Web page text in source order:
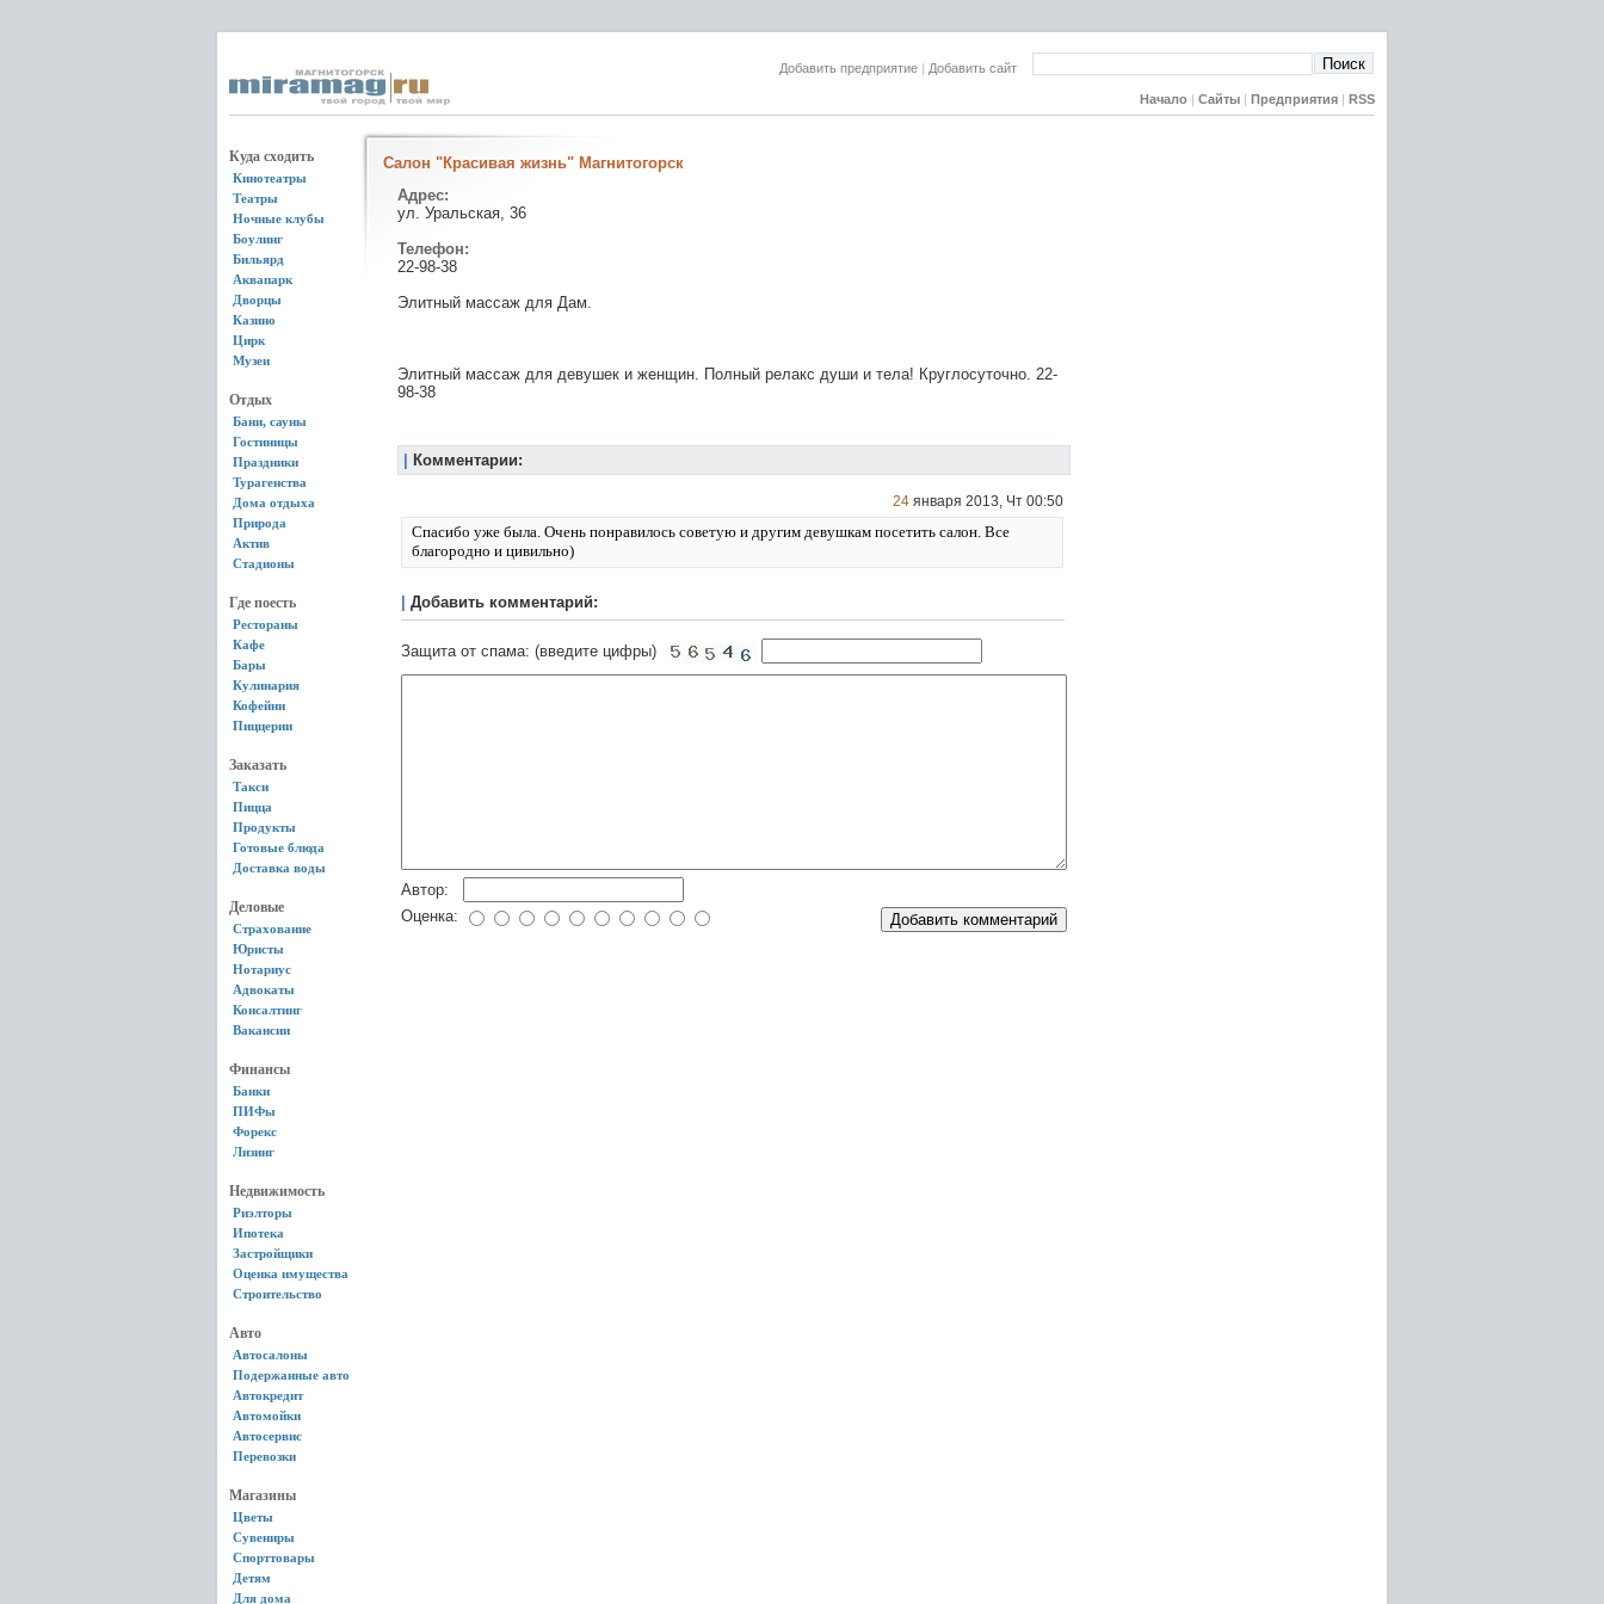
Добавить предприятие | Добавить сайт
Начало Сайты Предприятия RSS
Куда сходить
Кинотеатры
Театры
Ночные клубы
Боулинг
Бильярд
Аквапарк
Дворцы
Казино
Цирк
Музеи
Отдых
Бани, сауны
Гостиницы
Праздники
Турагенства
Дома отдыха
Природа
Актив
Стадионы
Где поесть
Рестораны
Кафе
Бары
Кулинария
Кофейни
Пиццерии
Заказать
Такси
Пицца
Продукты
Готовые блюда
Доставка воды
Деловые
Страхование
Юристы
Нотариус
Адвокаты
Консалтинг
Вакансии
Финансы
Банки
ПИФы
Форекс
Лизинг
Недвижимость
Риэлторы
Ипотека
Застройщики
Оценка имущества
Строительство
Авто
Автосалоны
Подержанные авто
Автокредит
Автомойки
Автосервис
Перевозки
Магазины
Цветы
Сувениры
Спорттовары
Детям
Для дома
Салон "Красивая жизнь" Магнитогорск
Адрес:
ул. Уральская, 36
Телефон:
22-98-38
Элитный массаж для Дам.
Элитный массаж для девушек и женщин. Полный релакс души и тела! Круглосуточно. 22-
98-38
Комментарии:
24 января 2013, Чт 00:50
Спасибо уже была. Очень понравилось советую и другим девушкам посетить салон. Все
благородно и цивильно)
Добавить комментарий:
Защита от спама: (введите цифры)
Автор:
Оценка: